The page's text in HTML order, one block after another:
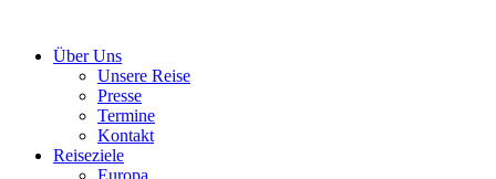
Über Uns
Unsere Reise
Presse
Termine
Kontakt
Reiseziele
Europa